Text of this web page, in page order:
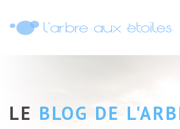
LE BLOG DE